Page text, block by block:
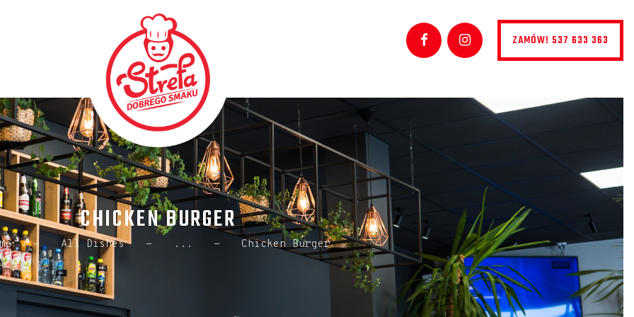
ZAMÓW! 537 633 363
CHICKEN BURGER
All Dishes ... Chicken Burger
KONTAKT
GALERIA
DOSTAWA